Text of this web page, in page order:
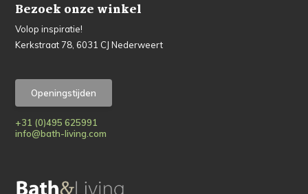
Bezoek onze winkel
Volop inspiratie!
Kerkstraat 78, 6031 CJ Nederweert
Openingstijden
+31 (0)495 625991
info@bath-living.com